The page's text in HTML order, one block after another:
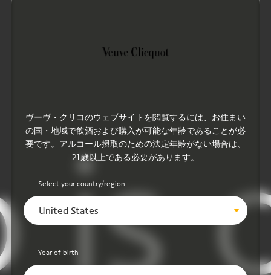
ヴーヴ・クリコのウェブサイトを閲覧するには、お住まい
の国・地域で飲酒および購入が可能な年齢であることが必
要です。アルコール摂取のための法定年齢がない場合は、
21歳以上である必要があります。
Select your country/region
United States
Year of birthis